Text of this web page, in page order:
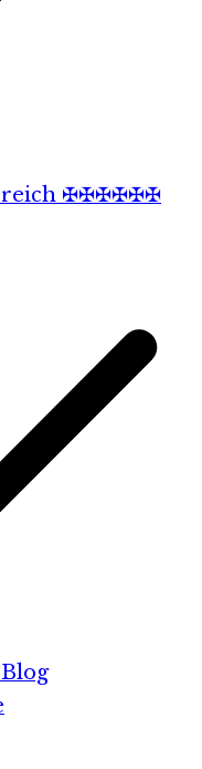
✠✠✠✠✠✠